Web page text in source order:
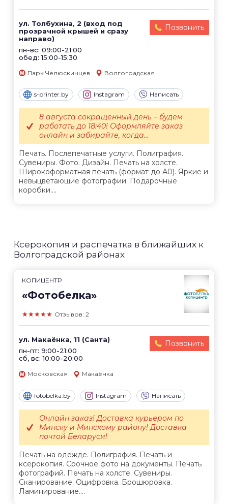
ул. Толбухина, 2 (вход под
прозрачной крышей и сразу
направо)
пн-вс: 09:00-21:00
обед: 15:00-15:30
Позвонить
Парк Челюскинцев Волгоградская
s-printer.by Instagram Написать
Печать. Послепечатные услуги. Полиграфия.
Сувениры. Фото. Дизайн. Печать на холсте.
Широкоформатная печать (формат до А0). Яркие и
невыцветающие фотографии. Подарочные
коробки....
8 августа сокращенный день – будем
работать до 18:40! Оформляйте заказ
онлайн и забирайте, когда...
Ксерокопия и распечатка в ближайших к
Волгоградской районах
КОПИЦЕНТР
«Фотобелка»
★★★★★ Отзывов: 2
ул. Макаёнка, 11 (Санта)
пн-пт: 9:00-21:00
сб, вс: 10:00-20:00
Позвонить
Московская Макаёнка
fotobelka.by Instagram Написать
Печать на одежде. Полиграфия. Печать и
ксерокопия. Срочное фото на документы. Печать
фотографий. Печать на холсте. Сувениры.
Сканирование. Оцифровка. Брошюровка.
Ламинирование....
Онлайн заказ! Доставка курьером по
Минску и Минскому району! Доставка
почтой Беларуси!